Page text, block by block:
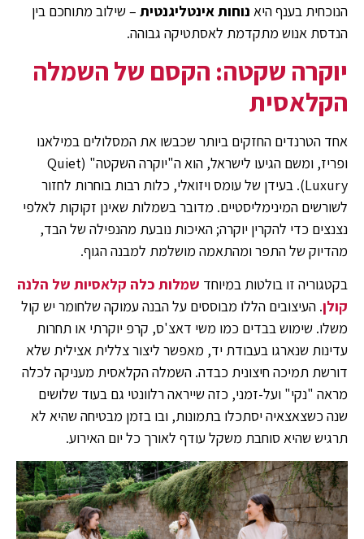
הנוכחית בענף היא נוחות אינטליגנטית – שילוב מתוחכם בין
הנדסת אנוש מתקדמת לאסתטיקה גבוהה.
יוקרה שקטה: הקסם של השמלה
הקלאסית
אחד הטרנדים החזקים ביותר שכבשו את המסלולים במילאנו
ופריז, ומשם הגיעו לישראל, הוא ה"יוקרה השקטה" (Quiet
Luxury). בעידן של עומס ויזואלי, כלות רבות בוחרות לחזור
לשורשים המינימליסטיים. מדובר בשמלות שאינן זקוקות לאלפי
נצנצים כדי להקרין יוקרה; האיכות נובעת מהנפילה של הבד,
מהדיוק של התפר ומהתאמה מושלמת למבנה הגוף.
בקטגוריה זו בולטות במיוחד שמלות כלה קלאסיות של הלנה
קולן. העיצובים הללו מבוססים על הבנה עמוקה שלחומר יש קול
משלו. שימוש בבדים כמו משי דאצ'ס, קרפ יוקרתי או תחרות
עדינות שנארגו בעבודת יד, מאפשר ליצור צללית אצילית שלא
דורשת תמיכה חיצונית כבדה. השמלה הקלאסית מעניקה לכלה
מראה "נקי" ועל-זמני, כזה שייראה רלוונטי גם בעוד שלושים
שנה כשצאצאיה יסתכלו בתמונות, ובו בזמן מבטיחה שהיא לא
תרגיש שהיא סוחבת משקל עודף לאורך כל יום האירוע.